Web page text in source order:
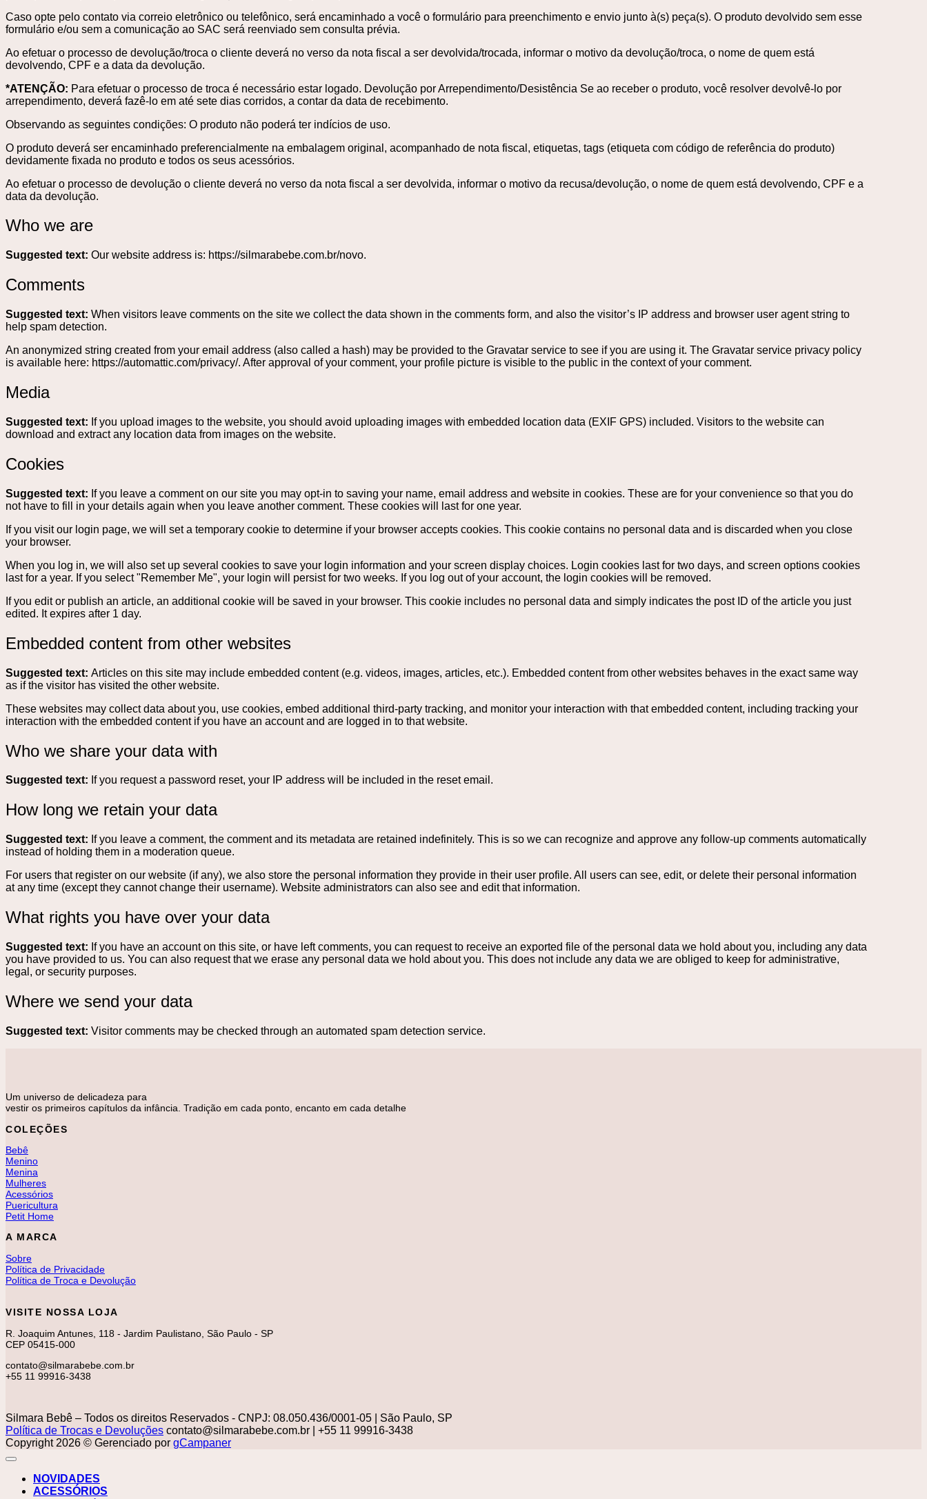
Caso opte pelo contato via correio eletrônico ou telefônico, será encaminhado a você o formulário para preenchimento e envio junto à(s) peça(s). O produto devolvido sem esse
formulário e/ou sem a comunicação ao SAC será reenviado sem consulta prévia.
Ao efetuar o processo de devolução/troca o cliente deverá no verso da nota fiscal a ser devolvida/trocada, informar o motivo da devolução/troca, o nome de quem está
devolvendo, CPF e a data da devolução.
*ATENÇÃO: Para efetuar o processo de troca é necessário estar logado. Devolução por Arrependimento/Desistência Se ao receber o produto, você resolver devolvê-lo por
arrependimento, deverá fazê-lo em até sete dias corridos, a contar da data de recebimento.
Observando as seguintes condições: O produto não poderá ter indícios de uso.
O produto deverá ser encaminhado preferencialmente na embalagem original, acompanhado de nota fiscal, etiquetas, tags (etiqueta com código de referência do produto)
devidamente fixada no produto e todos os seus acessórios.
Ao efetuar o processo de devolução o cliente deverá no verso da nota fiscal a ser devolvida, informar o motivo da recusa/devolução, o nome de quem está devolvendo, CPF e a
data da devolução.
Who we are
Suggested text: Our website address is: https://silmarabebe.com.br/novo.
Comments
Suggested text: When visitors leave comments on the site we collect the data shown in the comments form, and also the visitor’s IP address and browser user agent string to
help spam detection.
An anonymized string created from your email address (also called a hash) may be provided to the Gravatar service to see if you are using it. The Gravatar service privacy policy
is available here: https://automattic.com/privacy/. After approval of your comment, your profile picture is visible to the public in the context of your comment.
Media
Suggested text: If you upload images to the website, you should avoid uploading images with embedded location data (EXIF GPS) included. Visitors to the website can
download and extract any location data from images on the website.
Cookies
Suggested text: If you leave a comment on our site you may opt-in to saving your name, email address and website in cookies. These are for your convenience so that you do
not have to fill in your details again when you leave another comment. These cookies will last for one year.
If you visit our login page, we will set a temporary cookie to determine if your browser accepts cookies. This cookie contains no personal data and is discarded when you close
your browser.
When you log in, we will also set up several cookies to save your login information and your screen display choices. Login cookies last for two days, and screen options cookies
last for a year. If you select "Remember Me", your login will persist for two weeks. If you log out of your account, the login cookies will be removed.
If you edit or publish an article, an additional cookie will be saved in your browser. This cookie includes no personal data and simply indicates the post ID of the article you just
edited. It expires after 1 day.
Embedded content from other websites
Suggested text: Articles on this site may include embedded content (e.g. videos, images, articles, etc.). Embedded content from other websites behaves in the exact same way
as if the visitor has visited the other website.
These websites may collect data about you, use cookies, embed additional third-party tracking, and monitor your interaction with that embedded content, including tracking your
interaction with the embedded content if you have an account and are logged in to that website.
Who we share your data with
Suggested text: If you request a password reset, your IP address will be included in the reset email.
How long we retain your data
Suggested text: If you leave a comment, the comment and its metadata are retained indefinitely. This is so we can recognize and approve any follow-up comments automatically
instead of holding them in a moderation queue.
For users that register on our website (if any), we also store the personal information they provide in their user profile. All users can see, edit, or delete their personal information
at any time (except they cannot change their username). Website administrators can also see and edit that information.
What rights you have over your data
Suggested text: If you have an account on this site, or have left comments, you can request to receive an exported file of the personal data we hold about you, including any data
you have provided to us. You can also request that we erase any personal data we hold about you. This does not include any data we are obliged to keep for administrative,
legal, or security purposes.
Where we send your data
Suggested text: Visitor comments may be checked through an automated spam detection service.
Um universo de delicadeza para
vestir os primeiros capítulos da infância. Tradição em cada ponto, encanto em cada detalhe
COLEÇÕES
Bebê
Menino
Menina
Mulheres
Acessórios
Puericultura
Petit Home
A MARCA
Sobre
Política de Privacidade
Política de Troca e Devolução
VISITE NOSSA LOJA
R. Joaquim Antunes, 118 - Jardim Paulistano, São Paulo - SP
CEP 05415-000
contato@silmarabebe.com.br
+55 11 99916-3438
Silmara Bebê – Todos os direitos Reservados - CNPJ: 08.050.436/0001-05 | São Paulo, SP
Política de Trocas e Devoluções contato@silmarabebe.com.br | +55 11 99916-3438
Copyright 2026 © Gerenciado por gCampaner
NOVIDADES
ACESSÓRIOS